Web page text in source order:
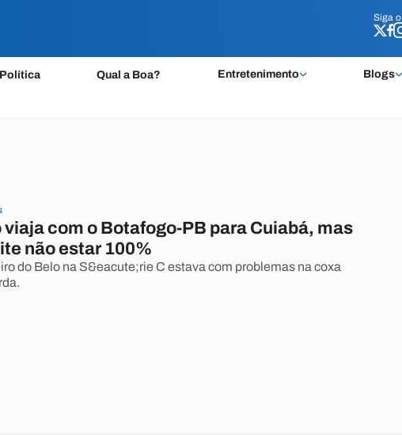
Siga o
Política Qual a Boa? Entretenimento Blogs
Siga o
viaja com o Botafogo-PB para Cuiabá, mas
não estar 100%
do Belo na S&eacute;rie C estava com problemas na coxa